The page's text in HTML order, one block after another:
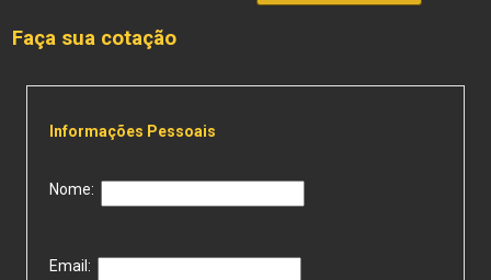
Faça sua cotação
Informações Pessoais
Nome:
Email: